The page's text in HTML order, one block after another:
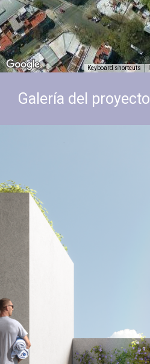
Keyboard shortcuts
Galería del proyecto